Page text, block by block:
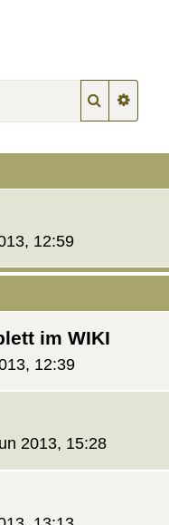
Suche
12:59
im WIKI
12:39
2013, 15:28